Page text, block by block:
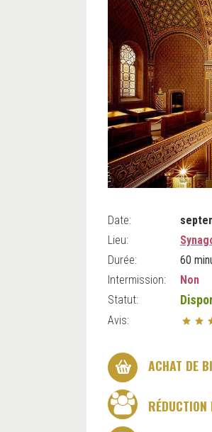
Date:
Lieu:
Durée:
60
Intermission:
Non
Statut:
Avis:
ACHAT DE
RÉDUCTION